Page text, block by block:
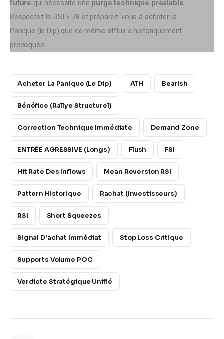
future qui nécessite une purge technique préalable.
Respectez le RSI > 78 et préparez-vous à acheter la
Panique (le Dip) que ce même afflux a historiquement
provoquée.
Acheter La Panique (le Dip) ATH Bearish
Bénéfice (Rallye Structurel)
Correction Technique Immédiate Demand Zone
ENTRÉE AGRESSIVE (Longs) Flush FSI
Hit Rate Des Inflows Mean Reversion RSI
Pattern Historique Rachat (Investisseurs)
RSI Short Squeezes
Signal D'achat Immédiat Stop Loss Critique
Supports Volume POC
Verdicte Stratégique Unifié